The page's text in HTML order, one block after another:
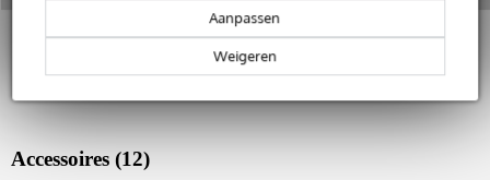
Weigeren
Aanpassen
Accessoires (12)